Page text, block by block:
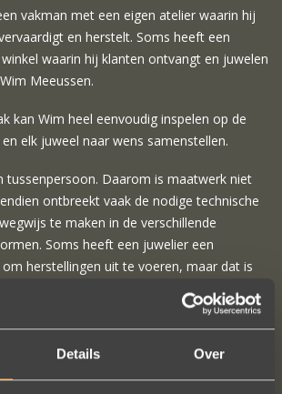
Details Over
vakman met een eigen atelier waarin hij
en herstelt. Soms heeft een
waarin hij klanten ontvangt en juwelen
Meeussen.
kan Wim heel eenvoudig inspelen op de
elk juweel naar wens samenstellen.
tussenpersoon. Daarom is maatwerk niet
ontbreekt vaak de nodige technische
te maken in de verschillende
Soms heeft een juwelier een
herstellingen uit te voeren, maar dat is
en zijn team.
Antwerpen